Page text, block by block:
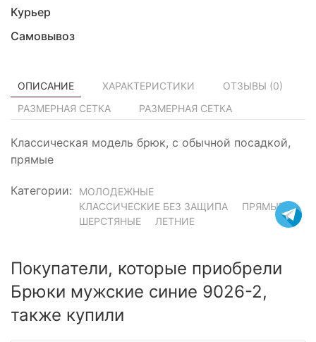
Курьер
Самовывоз
ОПИСАНИЕ ХАРАКТЕРИСТИКИ ОТЗЫВЫ (0)
РАЗМЕРНАЯ СЕТКА
РАЗМЕРНАЯ СЕТКА
Классическая модель брюк, с обычной посадкой,
прямые
Категории:
МОЛОДЕЖНЫЕ
КЛАССИЧЕСКИЕ БЕЗ ЗАЩИПА
ПРЯМЫЕ
ШЕРСТЯНЫЕ
ЛЕТНИЕ
Покупатели, которые приобрели
Брюки мужские синие 9026-2,
также купили